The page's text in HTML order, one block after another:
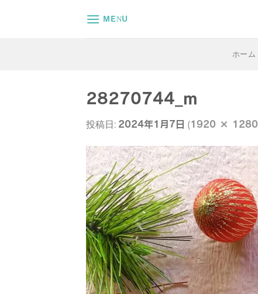
MENU
ホーム
28270744_m
投稿日: 2024年1月7日 (1920 × 1280